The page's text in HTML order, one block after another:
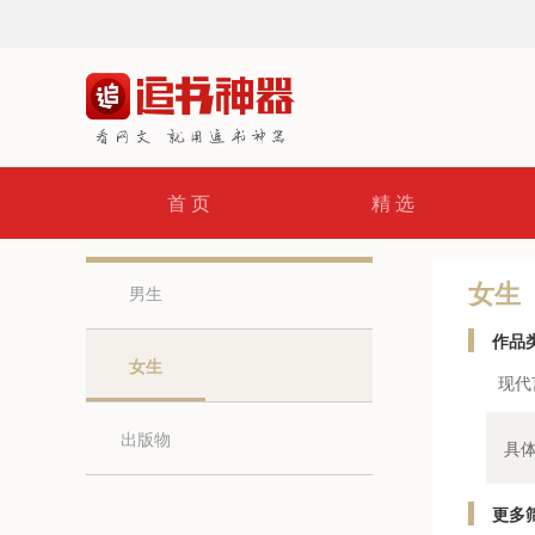
首 页 精 选
男生
女生
出版物
女生
作品
现
具
更多